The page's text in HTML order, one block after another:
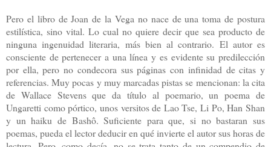
Pero el libro de Joan de la Vega no nace de una toma de postura
estilística, sino vital. Lo cual no quiere decir que sea producto de
ninguna ingenuidad literaria, más bien al contrario. El autor es
consciente de pertenecer a una línea y es evidente su predilección
por ella, pero no condecora sus páginas con infinidad de citas y
referencias. Muy pocas y muy marcadas pistas se mencionan: la cita
de Wallace Stevens que da título al poemario, un poema de
Ungaretti como pórtico, unos versitos de Lao Tse, Li Po, Han Shan
y un haiku de Bashô. Suficiente para que, si no bastaran sus
poemas, pueda el lector deducir en qué invierte el autor sus horas de